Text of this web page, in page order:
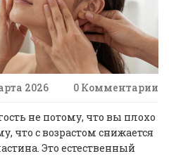
2026 0 Комментарии
не потому, что вы плохо
что с возрастом снижается
Это естественный